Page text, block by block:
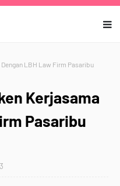
LBH Law Firm Pasaribu
Kerjasama
Pasaribu